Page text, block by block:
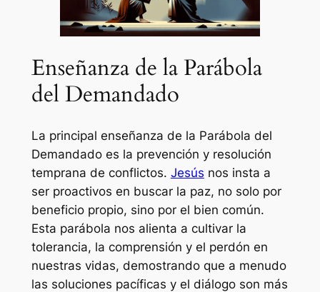
Enseñanza de la Parábola
del Demandado
La principal enseñanza de la Parábola del
Demandado es la prevención y resolución
temprana de conflictos. Jesús nos insta a
ser proactivos en buscar la paz, no solo por
beneficio propio, sino por el bien común.
Esta parábola nos alienta a cultivar la
tolerancia, la comprensión y el perdón en
nuestras vidas, demostrando que a menudo
las soluciones pacíficas y el diálogo son más